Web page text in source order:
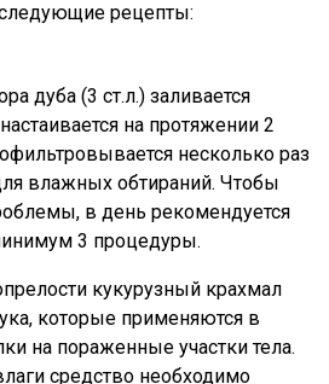
следующие рецепты:
дуба (3 ст.л.) заливается
на протяжении 2
несколько раз
влажных обтираний. Чтобы
в день рекомендуется
3 процедуры.
кукурузный крахмал
которые применяются в
на пораженные участки тела.
средство необходимо